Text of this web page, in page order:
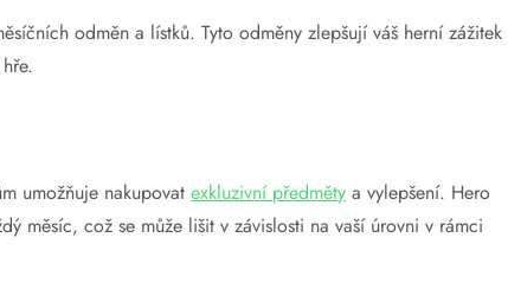
odměn a lístků. Tyto odměny zlepšují váš herní zážitek
umožňuje nakupovatexkluzivní předměty a vylepšení. Hero
měsíc, což se může lišit v závislosti na vaší úrovni v rámci